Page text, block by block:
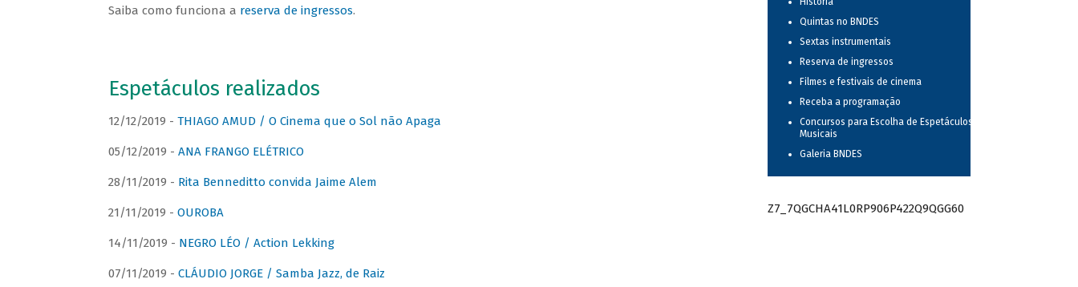
Saiba como funciona a reserva de ingressos.
Espetáculos realizados
12/12/2019 - THIAGO AMUD / O Cinema que o Sol não Apaga
05/12/2019 - ANA FRANGO ELÉTRICO
28/11/2019 - Rita Benneditto convida Jaime Alem
21/11/2019 - OUROBA
14/11/2019 - NEGRO LÉO / Action Lekking
07/11/2019 - CLÁUDIO JORGE / Samba Jazz, de Raiz
Quintas no BNDES
Sextas instrumentais
Reserva de ingressos
Filmes e festivais de cinema
Receba a programação
Concursos para Escolha de Espetáculos
Musicais
Galeria BNDES
Z7_7QGCHA41L0RP906P422Q9QGG60